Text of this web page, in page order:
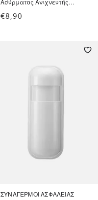
Ασύρματος Ανιχνευτής
€8,90
ΣΥΝΑΓΕΡΜΟΊ ΑΣΦΑΛΕΊΑΣ